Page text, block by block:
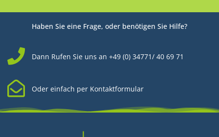
Haben Sie eine Frage, oder benötigen Sie Hilfe?
Dann Rufen Sie uns an +49 (0) 34771/ 40 69 71
Oder einfach per Kontaktformular